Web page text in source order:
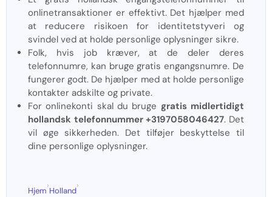
onlinetransaktioner er effektivt. Det hjælper med
at reducere risikoen for identitetstyveri og
svindel ved at holde personlige oplysninger sikre.
Folk, hvis job kræver, at de deler deres
telefonnumre, kan bruge gratis engangsnumre. De
fungerer godt. De hjælper med at holde personlige
kontakter adskilte og private.
For onlinekonti skal du bruge gratis midlertidigt
hollandsk telefonnummer +3197058046427. Det
vil øge sikkerheden. Det tilføjer beskyttelse til
dine personlige oplysninger.
Hjem
›
Holland
›